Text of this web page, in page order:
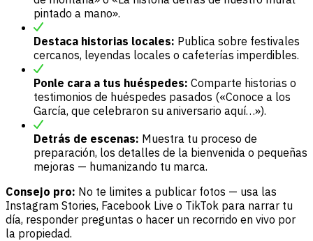
pintado a mano».
Destaca historias locales: Publica sobre festivales
cercanos, leyendas locales o cafeterías imperdibles.
Ponle cara a tus huéspedes: Comparte historias o
testimonios de huéspedes pasados («Conoce a los
García, que celebraron su aniversario aquí…»).
Detrás de escenas: Muestra tu proceso de
preparación, los detalles de la bienvenida o pequeñas
mejoras — humanizando tu marca.
Consejo pro: No te limites a publicar fotos — usa las
Instagram Stories, Facebook Live o TikTok para narrar tu
día, responder preguntas o hacer un recorrido en vivo por
la propiedad.